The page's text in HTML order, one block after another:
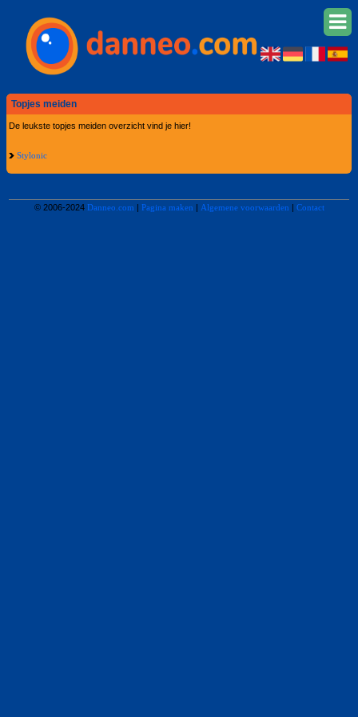
Topjes meiden
De leukste topjes meiden overzicht vind je hier!
Stylonic
© 2006-2024 Danneo.com | Pagina maken | Algemene voorwaarden | Contact